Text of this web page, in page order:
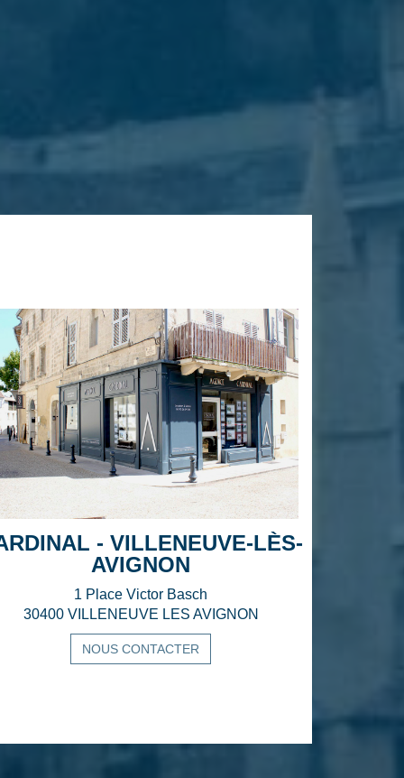
- VILLENEUVE-LÈS-
AVIGNON
1 Place Victor Basch
30400 VILLENEUVE LES AVIGNON
NOUS CONTACTER